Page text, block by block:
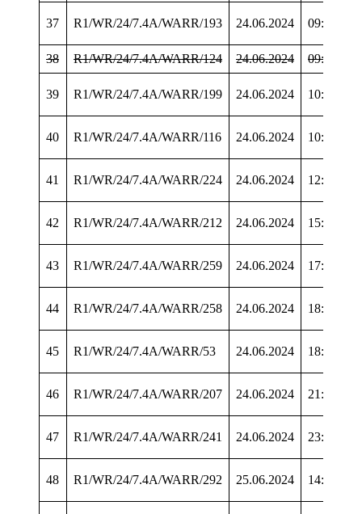
37 R1/WR/24/7.4A/WARR/193 24.06.2024 09:51:11
38 R1/WR/24/7.4A/WARR/124 24.06.2024 09:52:28
39 R1/WR/24/7.4A/WARR/199 24.06.2024 10:28:52
40 R1/WR/24/7.4A/WARR/116 24.06.2024 10:37:53
41 R1/WR/24/7.4A/WARR/224 24.06.2024 12:35:38
42 R1/WR/24/7.4A/WARR/212 24.06.2024 15:12:56
43 R1/WR/24/7.4A/WARR/259 24.06.2024 17:51:24
44 R1/WR/24/7.4A/WARR/258 24.06.2024 18:03:43
45 R1/WR/24/7.4A/WARR/53 24.06.2024 18:50:41
46 R1/WR/24/7.4A/WARR/207 24.06.2024 21:24:47
47 R1/WR/24/7.4A/WARR/241 24.06.2024 23:50:58
48 R1/WR/24/7.4A/WARR/292 25.06.2024 14:35:16